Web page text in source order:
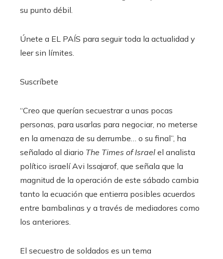
su punto débil.
Únete a EL PAÍS para seguir toda la actualidad y
leer sin límites.
Suscríbete
“Creo que querían secuestrar a unas pocas
personas, para usarlas para negociar, no meterse
en la amenaza de su derrumbe… o su final”, ha
señalado al diario The Times of Israel el analista
político israelí Avi Issajarof, que señala que la
magnitud de la operación de este sábado cambia
tanto la ecuación que entierra posibles acuerdos
entre bambalinas y a través de mediadores como
los anteriores.
El secuestro de soldados es un tema